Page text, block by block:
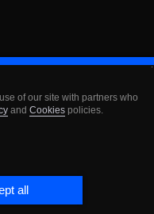
of our site with partners who
and Cookies policies.
all